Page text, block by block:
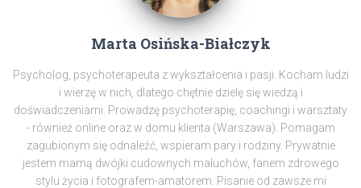
Marta Osińska-Białczyk
Psycholog, psychoterapeuta z wykształcenia i pasji. Kocham ludzi
i wierzę w nich, dlatego chętnie dzielę się wiedzą i
doświadczeniami. Prowadzę psychoterapię, coachingi i warsztaty
- również online oraz w domu klienta (Warszawa). Pomagam
zagubionym się odnaleźć, wspieram pary i rodziny. Prywatnie
jestem mamą dwójki cudownych maluchów, fanem zdrowego
stylu życia i fotografem-amatorem. Pisanie od zawsze mi